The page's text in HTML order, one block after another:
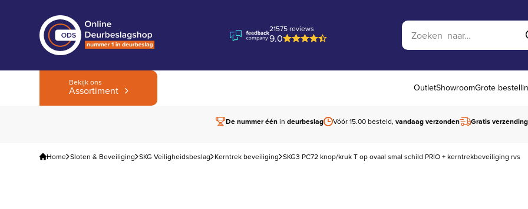
21575 reviews
9.0
Zoek op website
Bekijk ons
Assortiment OutletShowroomGrote
De nummer éénin deurbeslag Vóór 15.00 besteld, vandaag verzonden Gratis verzending
Home Sloten & Beveiliging SKG Veiligheidsbeslag Kerntrek beveiliging SKG3 PC72 knop/kruk T op ovaal smal schild PRIO + kerntrekbeveiliging rvs